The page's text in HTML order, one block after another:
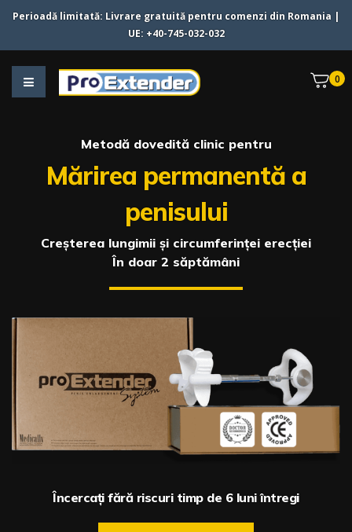
Perioadă limitată: Livrare gratuită pentru comenzi din Romania |
UE: +40-745-032-032
0
Metodă dovedită clinic pentru
Mărirea permanentă a
penisului
Creșterea lungimii și circumferinței erecției
În doar 2 săptămâni
Încercați fără riscuri timp de 6 luni întregi